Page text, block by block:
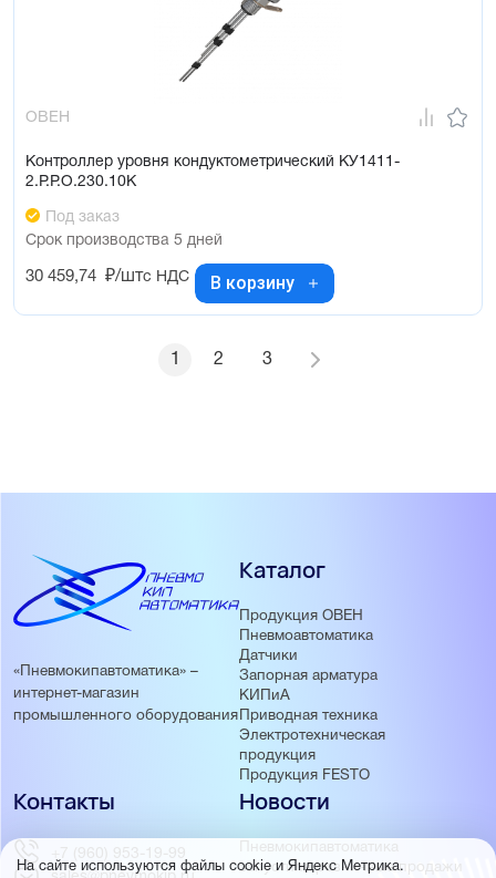
ОВЕН
Контроллер уровня кондуктометрический КУ1411-
2.Р.Р.О.230.10К
Под заказ
Срок производства 5 дней
30 459,74 ₽/штс НДС В корзину
1 2 3
«Пневмокипавтоматика» –
интернет-магазин
промышленного оборудования
Каталог
Продукция ОВЕН
Пневмоавтоматика
Датчики
Запорная арматура
КИПиА
Приводная техника
Электротехническая
продукция
Продукция FESTO
Новости
Пневмокипавтоматика
запустила розничные продажи
Контакты
+7 (960) 953-19-99
На сайте используются файлы cookie и Яндекс Метрика.